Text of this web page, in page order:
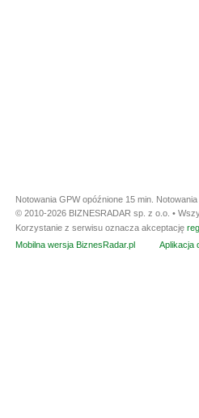
Notowania GPW opóźnione 15 min.
© 2010-2026 BIZNESRADAR sp. z o.o. •
Korzystanie z serwisu oznacza akceptację
Mobilna wersja BiznesRadar.pl
Aplikacja